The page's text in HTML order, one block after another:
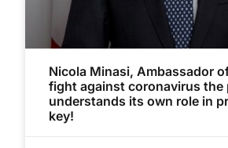
Nicola Minasi, Ambassador
fight against coronavirus the
understands its own role in
key!